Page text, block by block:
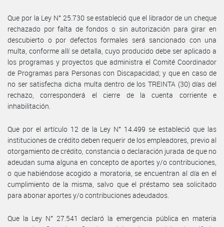
Que por la Ley N° 25.730 se estableció que el librador de un cheque
rechazado por falta de fondos o sin autorización para girar en
descubierto o por defectos formales será sancionado con una
multa, conforme allí se detalla, cuyo producido debe ser aplicado a
los programas y proyectos que administra el Comité Coordinador
de Programas para Personas con Discapacidad; y que en caso de
no ser satisfecha dicha multa dentro de los TREINTA (30) días del
rechazo, corresponderá el cierre de la cuenta corriente e
inhabilitación.
Que por el artículo 12 de la Ley N° 14.499 se estableció que las
instituciones de crédito deben requerir de los empleadores, previo al
otorgamiento de crédito, constancia o declaración jurada de que no
adeudan suma alguna en concepto de aportes y/o contribuciones,
o que habiéndose acogido a moratoria, se encuentran al día en el
cumplimiento de la misma, salvo que el préstamo sea solicitado
para abonar aportes y/o contribuciones adeudados.
Que la Ley N° 27.541 declaró la emergencia pública en materia